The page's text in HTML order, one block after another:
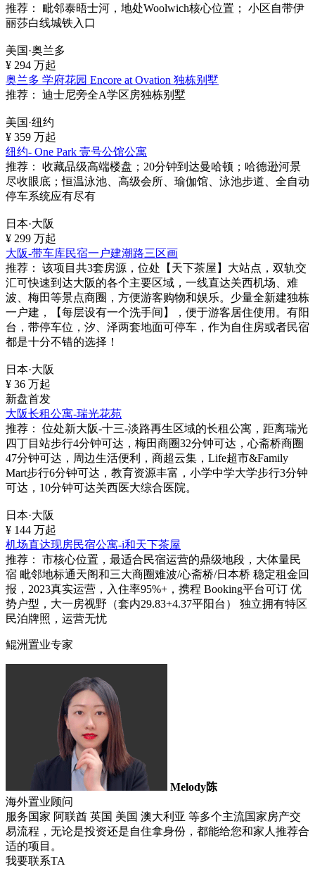
推荐：
毗邻泰晤士河，地处Woolwich核心位置； 小区自带伊
丽莎白线城铁入口
美国·奥兰多
¥ 294 万起
奥兰多 学府花园 Encore at Ovation 独栋别墅
推荐：
迪士尼旁全A学区房独栋别墅
美国·纽约
¥ 359 万起
纽约- One Park 壹号公馆公寓
推荐：
收藏品级高端楼盘；20分钟到达曼哈顿；哈德逊河景
尽收眼底；恒温泳池、高级会所、瑜伽馆、泳池步道、全自动
停车系统应有尽有
日本·大阪
¥ 299 万起
大阪-带车库民宿一户建潮路三区画
推荐：
该项目共3套房源，位处【天下茶屋】大站点，双轨交
汇可快速到达大阪的各个主要区域，一线直达关西机场、难
波、梅田等景点商圈，方便游客购物和娱乐。少量全新建独栋
一户建，【每层设有一个洗手间】，便于游客居住使用。有阳
台，带停车位，汐、泽两套地面可停车，作为自住房或者民宿
都是十分不错的选择！
日本·大阪
¥ 36 万起
新盘首发
大阪长租公寓-瑞光花苑
推荐：
位处新大阪-十三-淡路再生区域的长租公寓，距离瑞光
四丁目站步行4分钟可达，梅田商圈32分钟可达，心斋桥商圈
47分钟可达，周边生活便利，商超云集，Life超市&Family
Mart步行6分钟可达，教育资源丰富，小学中学大学步行3分钟
可达，10分钟可达关西医大综合医院。
日本·大阪
¥ 144 万起
机场直达现房民宿公寓-i和天下茶屋
推荐：
市核心位置，最适合民宿运营的鼎级地段，大体量民
宿 毗邻地标通天阁和三大商圈难波/心斋桥/日本桥 稳定租金回
报，2023真实运营，入住率95%+，携程 Booking平台可订 优
势户型，大一房视野（套内29.83+4.37平阳台） 独立拥有特区
民泊牌照，运营无忧
鲲洲置业专家
Melody陈
海外置业顾问
服务国家 阿联酋 英国 美国 澳大利亚 等多个主流国家房产交
易流程，无论是投资还是自住拿身份，都能给您和家人推荐合
适的项目。
我要联系TA